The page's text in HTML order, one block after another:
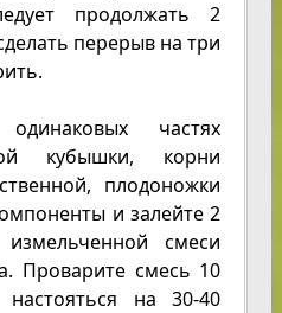
продолжать 2
перерыв на три
частях
кубышки, корни
плодоножки
и залейте 2
смеси
Проварите смесь 10
на 30-40